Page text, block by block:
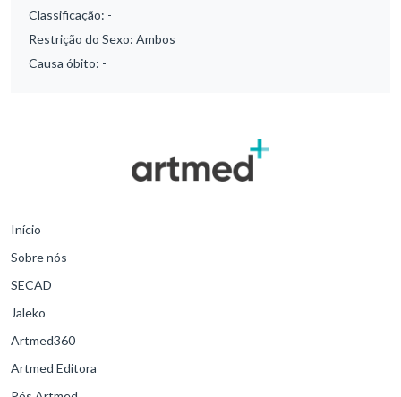
Classificação: -
Restrição do Sexo: Ambos
Causa óbito: -
Início
Sobre nós
SECAD
Jaleko
Artmed360
Artmed Editora